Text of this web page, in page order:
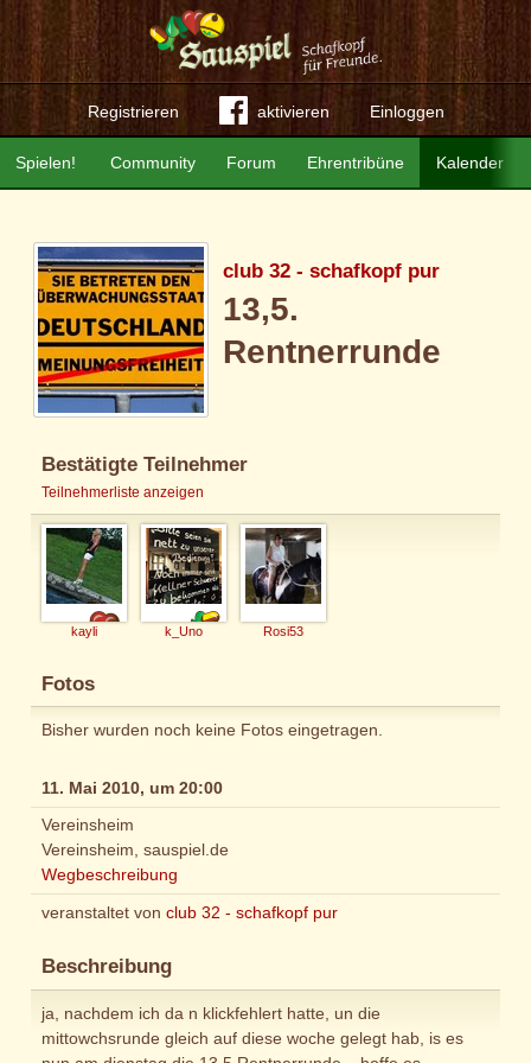
Registrieren aktivieren Einloggen
Community Forum Ehrentribüne Kalender
Spielen!
club 32 - schafkopf pur
13,5.
Rentnerrunde
Bestätigte Teilnehmer
Teilnehmerliste anzeigen
kayli k_Uno Rosi53
Fotos
Bisher wurden noch keine Fotos eingetragen.
11. Mai 2010, um 20:00
Vereinsheim
Vereinsheim, sauspiel.de
Wegbeschreibung
veranstaltet von club 32 - schafkopf pur
Beschreibung
ja, nachdem ich da n klickfehlert hatte, un die
mittowchsrunde gleich auf diese woche gelegt hab, is es